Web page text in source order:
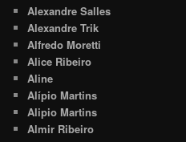
Alexandre Salles
Alexandre Trik
Alfredo Moretti
Alice Ribeiro
Aline
Alípio Martins
Alipio Martins
Almir Ribeiro